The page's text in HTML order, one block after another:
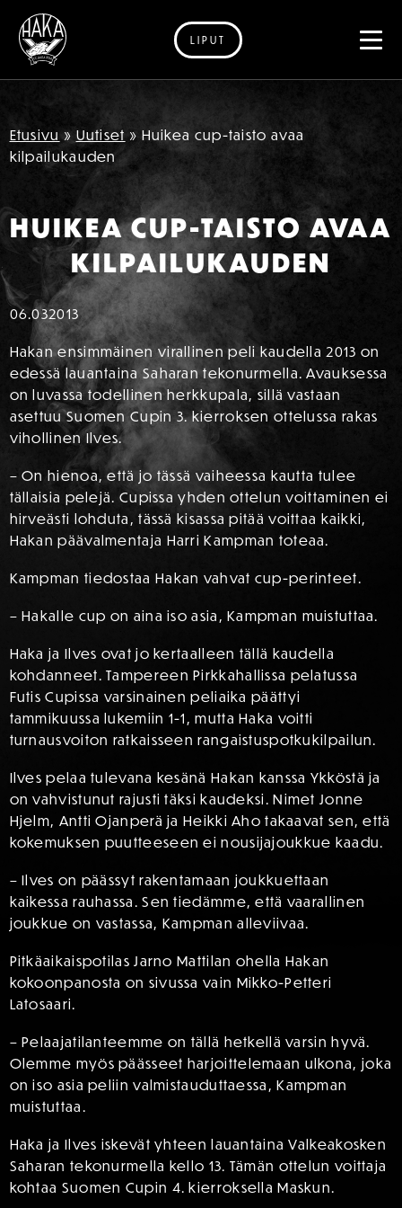
Siirry sisältöön
LIPUT
Etusivu » Uutiset » Huikea cup-taisto avaa
kilpailukauden
HUIKEA CUP-TAISTO AVAA
KILPAILUKAUDEN
06.032013
Hakan ensimmäinen virallinen peli kaudella 2013 on
edessä lauantaina Saharan tekonurmella. Avauksessa
on luvassa todellinen herkkupala, sillä vastaan
asettuu Suomen Cupin 3. kierroksen ottelussa rakas
vihollinen Ilves.
– On hienoa, että jo tässä vaiheessa kautta tulee
tällaisia pelejä. Cupissa yhden ottelun voittaminen ei
hirveästi lohduta, tässä kisassa pitää voittaa kaikki,
Hakan päävalmentaja Harri Kampman toteaa.
Kampman tiedostaa Hakan vahvat cup-perinteet.
– Hakalle cup on aina iso asia, Kampman muistuttaa.
Haka ja Ilves ovat jo kertaalleen tällä kaudella
kohdanneet. Tampereen Pirkkahallissa pelatussa
Futis Cupissa varsinainen peliaika päättyi
tammikuussa lukemiin 1-1, mutta Haka voitti
turnausvoiton ratkaisseen rangaistuspotkukilpailun.
Ilves pelaa tulevana kesänä Hakan kanssa Ykköstä ja
on vahvistunut rajusti täksi kaudeksi. Nimet Jonne
Hjelm, Antti Ojanperä ja Heikki Aho takaavat sen, että
kokemuksen puutteeseen ei nousijajoukkue kaadu.
– Ilves on päässyt rakentamaan joukkuettaan
kaikessa rauhassa. Sen tiedämme, että vaarallinen
joukkue on vastassa, Kampman alleviivaa.
Pitkäaikaispotilas Jarno Mattilan ohella Hakan
kokoonpanosta on sivussa vain Mikko-Petteri
Latosaari.
– Pelaajatilanteemme on tällä hetkellä varsin hyvä.
Olemme myös päässeet harjoittelemaan ulkona, joka
on iso asia peliin valmistauduttaessa, Kampman
muistuttaa.
Haka ja Ilves iskevät yhteen lauantaina Valkeakosken
Saharan tekonurmella kello 13. Tämän ottelun voittaja
kohtaa Suomen Cupin 4. kierroksella Maskun.